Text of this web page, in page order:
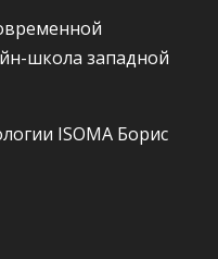
школа западной
ISOMA Борис